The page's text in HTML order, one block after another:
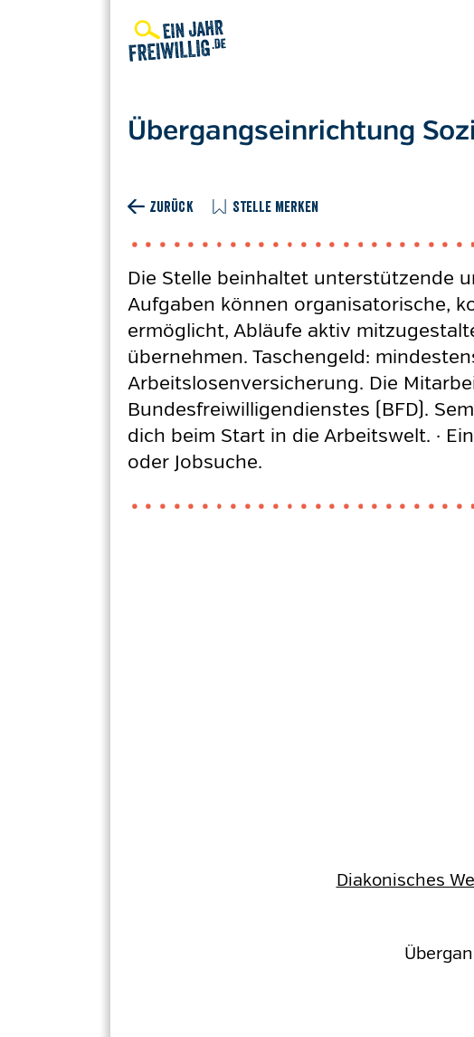
Übergangseinrichtung
ZURÜCK STELLE MERKEN
Die Stelle beinhaltet unterstützende
Aufgaben können organisatorische,
ermöglicht, Abläufe aktiv
übernehmen. Taschengeld:
Arbeitslosenversicherung. Die
Bundesfreiwilligendienstes (BFD).
dich beim Start in die Arbeitswelt. ·
oder Jobsuche.
Diakonisches